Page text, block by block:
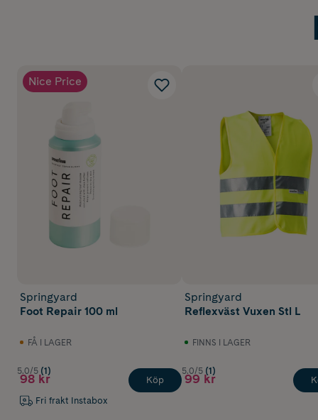
Nice Price
Springyard
Foot Repair 100 ml
FÅ I LAGER
5.0/5 (1)
98 kr
Fri frakt Instabox
Köp
Springyard
Reflexväst Vuxen Stl L
FINNS I LAGER
5.0/5 (1)
99 kr